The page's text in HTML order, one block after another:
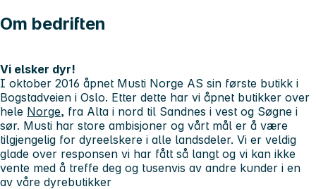
Om bedriften
Vi elsker dyr!
I oktober 2016 åpnet Musti Norge AS sin første butikk i
Bogstadveien i Oslo. Etter dette har vi åpnet butikker over
hele Norge, fra Alta i nord til Sandnes i vest og Søgne i
sør. Musti har store ambisjoner og vårt mål er å være
tilgjengelig for dyreelskere i alle landsdeler. Vi er veldig
glade over responsen vi har fått så langt og vi kan ikke
vente med å treffe deg og tusenvis av andre kunder i en
av våre dyrebutikker